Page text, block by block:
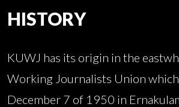
HISTORY
KUWJ has its origin in the
Working Journalists Union
December 7 of 1950 in